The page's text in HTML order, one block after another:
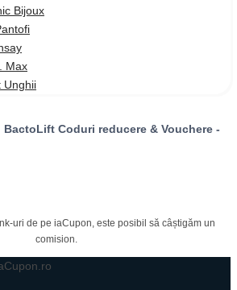
Bijoux
Max
Unghii
BactoLift Coduri reducere & Vouchere -
uri de pe iaCupon, este posibil să câștigăm un
comision.